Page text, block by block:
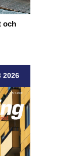
och
2026